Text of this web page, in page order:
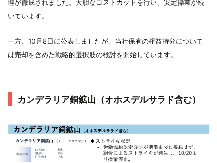
理が徹底されました。大胆なコストカットを行い、安定操業が続
いています。
一方、10月8日に公表しましたが、当社保有の権益持分について
は売却を含めた戦略的選択肢の検討を開始しています。
カンデラリア銅鉱山（オホスデルサラド含む）